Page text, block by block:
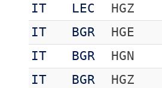
IT
LEC HGZ
IT
BGR HGE
IT
BGR HGN
IT
BGR HGZ